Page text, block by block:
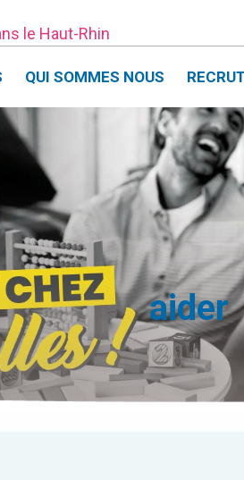
le Haut-Rhin
QUI SOMMES NOUS
aider